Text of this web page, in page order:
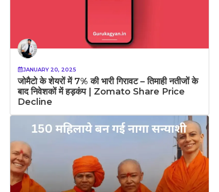
JANUARY 20, 2025
जोमैटो के शेयरों में 7% की भारी गिरावट – तिमाही नतीजों के
बाद निवेशकों में हड़कंप | Zomato Share Price
Decline